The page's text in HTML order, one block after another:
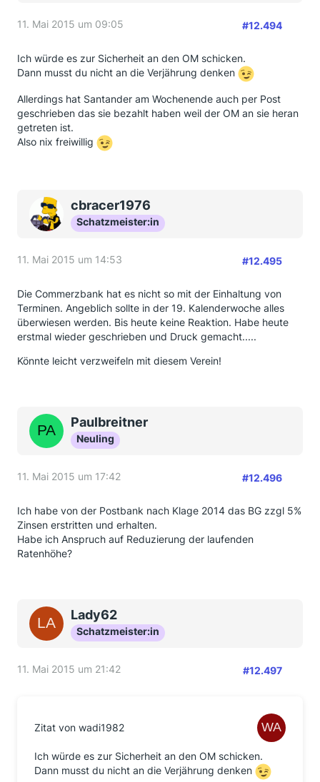
11. Mai 2015 um 09:05 #12.494
Ich würde es zur Sicherheit an den OM schicken.
Dann musst du nicht an die Verjährung denken
Allerdings hat Santander am Wochenende auch per Post
geschrieben das sie bezahlt haben weil der OM an sie heran
getreten ist.
Also nix freiwillig
cbracer1976
Schatzmeister:in
11. Mai 2015 um 14:53 #12.495
Die Commerzbank hat es nicht so mit der Einhaltung von
Terminen. Angeblich sollte in der 19. Kalenderwoche alles
überwiesen werden. Bis heute keine Reaktion. Habe heute
erstmal wieder geschrieben und Druck gemacht.....
Könnte leicht verzweifeln mit diesem Verein!
Paulbreitner
Neuling
11. Mai 2015 um 17:42 #12.496
Ich habe von der Postbank nach Klage 2014 das BG zzgl 5%
Zinsen erstritten und erhalten.
Habe ich Anspruch auf Reduzierung der laufenden
Ratenhöhe?
Lady62
Schatzmeister:in
11. Mai 2015 um 21:42 #12.497
Zitat von wadi1982
Ich würde es zur Sicherheit an den OM schicken.
Dann musst du nicht an die Verjährung denken